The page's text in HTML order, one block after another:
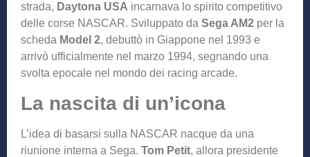
strada, Daytona USA incarnava lo spirito competitivo
delle corse NASCAR. Sviluppato da Sega AM2 per la
scheda Model 2, debuttò in Giappone nel 1993 e
arrivò ufficialmente nel marzo 1994, segnando una
svolta epocale nel mondo dei racing arcade.
La nascita di un’icona
L’idea di basarsi sulla NASCAR nacque da una
riunione interna a Sega. Tom Petit, allora presidente